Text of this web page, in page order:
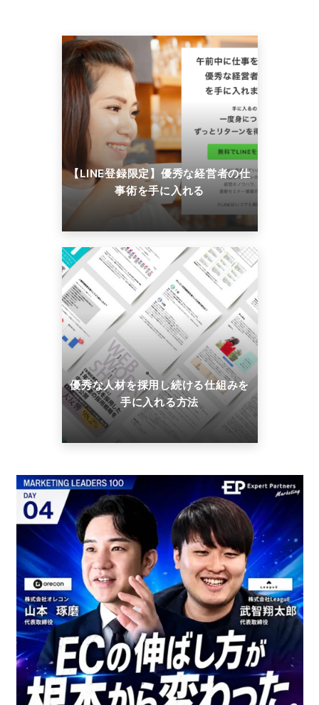
【LINE登録限定】優秀な経営者の仕
事術を手に入れる
優秀な人材を採用し続ける仕組みを
手に入れる方法